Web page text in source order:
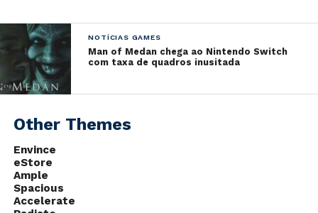
NOTÍCIAS GAMES
Man of Medan chega ao Nintendo Switch
com taxa de quadros inusitada
Other Themes
Envince
eStore
Ample
Spacious
Accelerate